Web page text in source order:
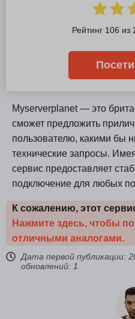
Myserverplanet — это
сможет предложить
пользователю, какими бы
технические запросы.
сервис предоставляет
подключение для любых
К сожалению, этот
Нажмите здесь, чтобы
отличными аналогами.
Дата первой публикации:
обновлений: 1
Рейтинг 106 из